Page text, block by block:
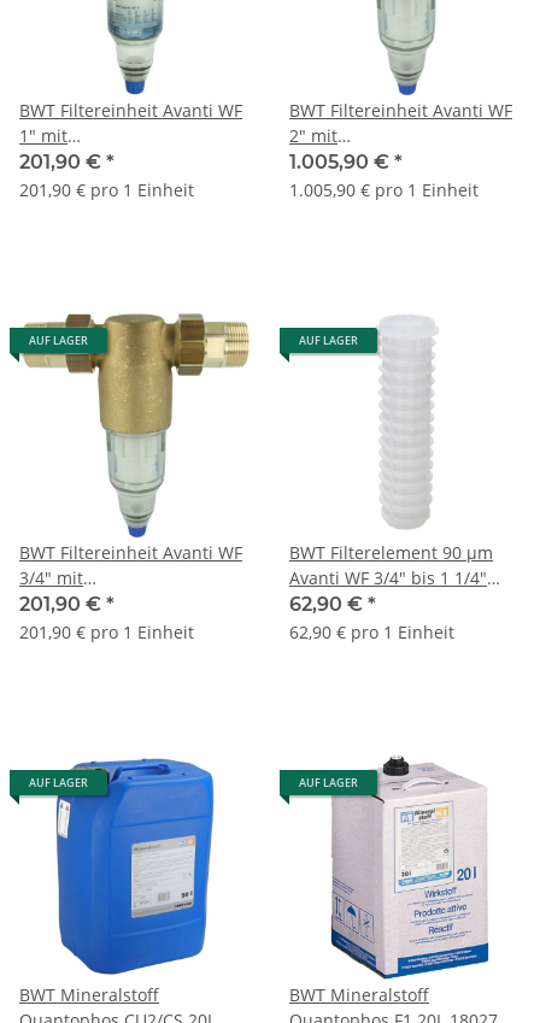
BWT Filtereinheit Avanti WF
1" mit
Anschlussverschraubungen
DN25 50063
201,90 € *
201,90 € pro 1 Einheit
BWT Filtereinheit Avanti WF
2" mit
Anschlussverschraubungen
DN50 10200
1.005,90 € *
1.005,90 € pro 1 Einheit
AUF LAGER
BWT Filtereinheit Avanti WF
3/4" mit
Anschlussverschraubungen
DN20 50062
201,90 € *
201,90 € pro 1 Einheit
AUF LAGER
BWT Filterelement 90 µm
Avanti WF 3/4" bis 1 1/4"
10932E
62,90 € *
62,90 € pro 1 Einheit
AUF LAGER
BWT Mineralstoff
AUF LAGER
BWT Mineralstoff